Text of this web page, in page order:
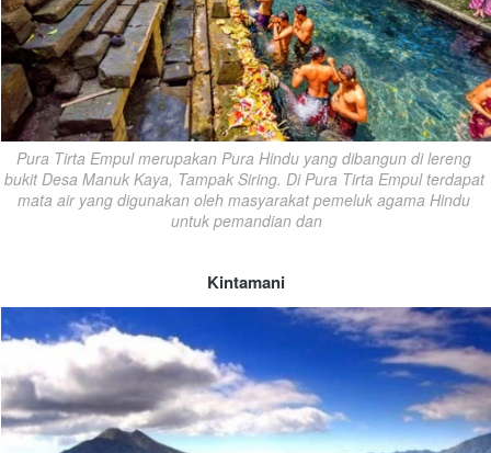
Pura Tirta Empul merupakan Pura Hindu yang dibangun di lereng
bukit Desa Manuk Kaya, Tampak Siring. Di Pura Tirta Empul terdapat
mata air yang digunakan oleh masyarakat pemeluk agama Hindu
untuk pemandian dan
Kintamani